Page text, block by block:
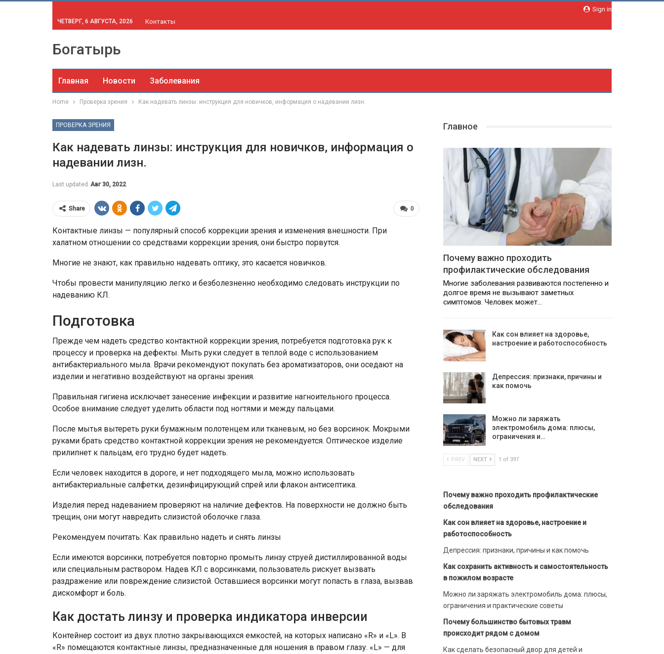
Sign in
ЧЕТВЕРГ, 6 АВГУСТА, 2026 Контакты
Богатырь
Главная Новости Заболевания
Home Проверка зрения Как надевать линзы: инструкция для новичков, информация о надевании лизн.
ПРОВЕРКА ЗРЕНИЯ
Как надевать линзы: инструкция для новичков, информация о
надевании лизн.
Last updated Авг 30, 2022
0
Share
Контактные линзы — популярный способ коррекции зрения и изменения внешности. При
халатном отношении со средствами коррекции зрения, они быстро порвутся.
Многие не знают, как правильно надевать оптику, это касается новичков.
Чтобы провести манипуляцию легко и безболезненно необходимо следовать инструкции по
надеванию КЛ.
Подготовка
Прежде чем надеть средство контактной коррекции зрения, потребуется подготовка рук к
процессу и проверка на дефекты. Мыть руки следует в теплой воде с использованием
антибактериального мыла. Врачи рекомендуют покупать без ароматизаторов, они оседают на
изделии и негативно воздействуют на органы зрения.
Правильная гигиена исключает занесение инфекции и развитие нагноительного процесса.
Особое внимание следует уделить области под ногтями и между пальцами.
После мытья вытереть руки бумажным полотенцем или тканевым, но без ворсинок. Мокрыми
руками брать средство контактной коррекции зрения не рекомендуется. Оптическое изделие
прилипнет к пальцам, его трудно будет надеть.
Если человек находится в дороге, и нет подходящего мыла, можно использовать
антибактериальные салфетки, дезинфицирующий спрей или флакон антисептика.
Изделия перед надеванием проверяют на наличие дефектов. На поверхности не должно быть
трещин, они могут навредить слизистой оболочке глаза.
Рекомендуем почитать: Как правильно надеть и снять линзы
Если имеются ворсинки, потребуется повторно промыть линзу струей дистиллированной воды
или специальным раствором. Надев КЛ с ворсинками, пользователь рискует вызвать
раздражение или повреждение слизистой. Оставшиеся ворсинки могут попасть в глаза, вызвав
дискомфорт и боль.
Как достать линзу и проверка индикатора инверсии
Контейнер состоит из двух плотно закрывающихся емкостей, на которых написано «R» и «L». В
«R» помещаются контактные линзы, предназначенные для ношения в правом глазу. «L» — для
Главное
Почему важно проходить
профилактические обследования
Многие заболевания развиваются постепенно и
долгое время не вызывают заметных
симптомов. Человек может…
Как сон влияет на здоровье,
настроение и работоспособность
Депрессия: признаки, причины и
как помочь
Можно ли заряжать
электромобиль дома: плюсы,
ограничения и…
PREV NEXT 1 of 397
Почему важно проходить профилактические
обследования
Как сон влияет на здоровье, настроение и
работоспособность
Депрессия: признаки, причины и как помочь
Как сохранить активность и самостоятельность
в пожилом возрасте
Можно ли заряжать электромобиль дома: плюсы,
ограничения и практические советы
Почему большинство бытовых травм
происходит рядом с домом
Как сделать безопасный двор для детей и